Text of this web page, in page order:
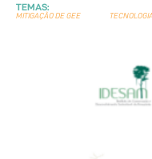
TEMAS:
MITIGAÇÃO DE GEE